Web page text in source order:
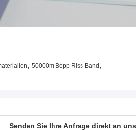
, 50000m Bopp Riss-Band ,
Senden Sie Ihre Anfrage direkt an uns